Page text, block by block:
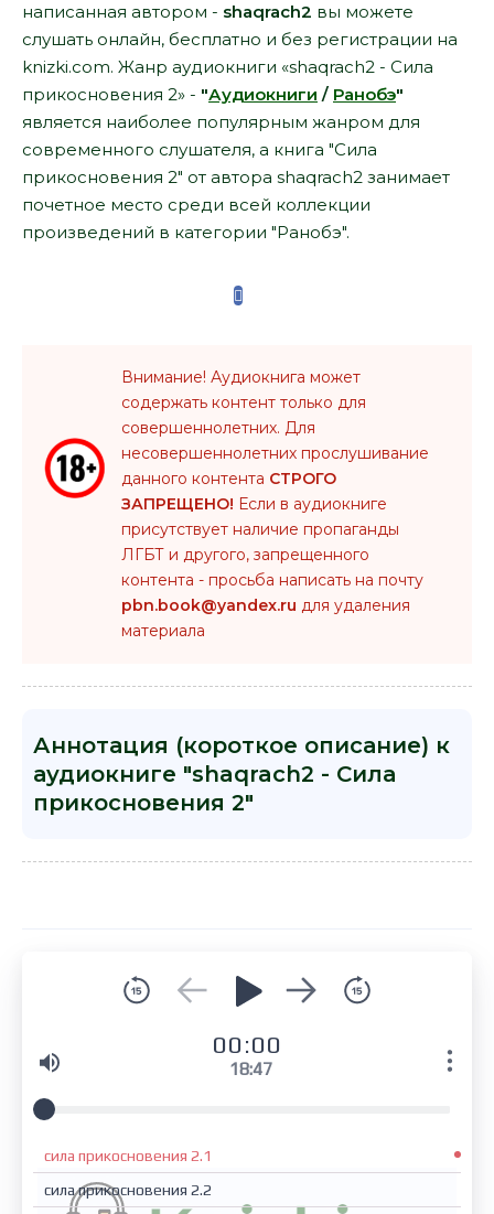
написанная автором - shaqrach2 вы можете
слушать онлайн, бесплатно и без регистрации на
knizki.com. Жанр аудиокниги «shaqrach2 - Сила
прикосновения 2» - "Аудиокниги / Ранобэ"
является наиболее популярным жанром для
современного слушателя, а книга "Сила
прикосновения 2" от автора shaqrach2 занимает
почетное место среди всей коллекции
произведений в категории "Ранобэ".
Внимание! Аудиокнига может
содержать контент только для
совершеннолетних. Для
несовершеннолетних прослушивание
данного контента СТРОГО
ЗАПРЕЩЕНО! Если в аудиокниге
присутствует наличие пропаганды
ЛГБТ и другого, запрещенного
контента - просьба написать на почту
pbn.book@yandex.ru для удаления
материала
Аннотация (короткое описание) к
аудиокниге "shaqrach2 - Сила
прикосновения 2"
00:00
18:47
сила прикосновения 2.1
сила прикосновения 2.2